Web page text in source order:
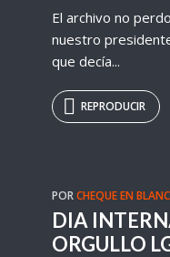
El archivo no
nuestro
que decía...
REPRODUCIR
PORCHEQUE EN
DIA
ORGULLO